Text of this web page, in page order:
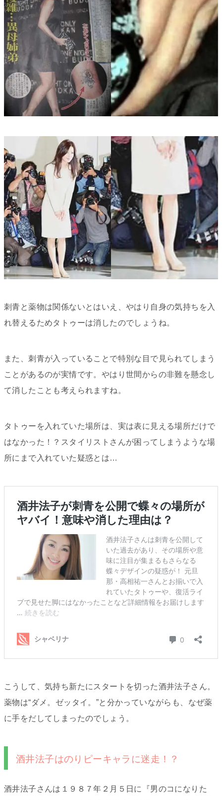
刺青と薬物は関係ないとはいえ、やはり自身の気持ちを入
れ替えるためタトゥーは消したのでしょうね。
また、刺青が入っていることで特別な目で見られてしまう
ことがあるのが実情です。やはり世間からの非難を懸念し
て消したことも考えられますね。
タトゥーを入れていた場所は、実は表に見える場所だけで
はなかった！？スタイリストさんが困ってしまうような場
所にまで入れていた疑惑とは…
こうして、気持ち新たにスタートを切った酒井法子さん。
薬物は“ダメ。ゼッタイ。”と分かっていながらも、なぜ薬
に手をだしてしまったのでしょう。
酒井法子はのりピーキャラに迷走！？
酒井法子さんは１９８７年２月５日に『男のコになりた